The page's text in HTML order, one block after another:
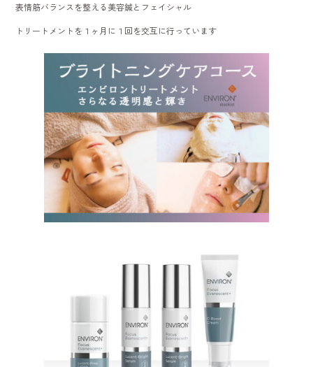
表情筋バランスを整える美容鍼とフェイシャル
トリートメントを１ヶ月に１回を交互に行っています